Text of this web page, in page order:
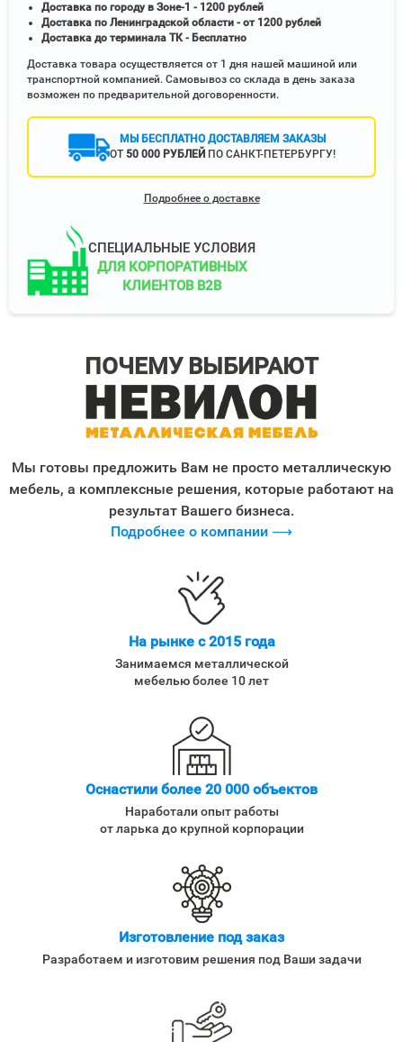
Доставка по городу в Зоне-1 - 1200 рублей
Доставка по Ленинградской области - от 1200 рублей
Доставка до терминала ТК - Бесплатно
Доставка товара осуществляется от 1 дня нашей машиной или
транспортной компанией. Самовывоз со склада в день заказа
возможен по предварительной договоренности.
МЫ БЕСПЛАТНО ДОСТАВЛЯЕМ ЗАКАЗЫ
ОТ 50 000 РУБЛЕЙ ПО САНКТ-ПЕТЕРБУРГУ!
Подробнее о доставке
СПЕЦИАЛЬНЫЕ УСЛОВИЯ
ДЛЯ КОРПОРАТИВНЫХ
КЛИЕНТОВ B2B
ПОЧЕМУ ВЫБИРАЮТ
Мы готовы предложить Вам не просто металлическую
мебель, а комплексные решения, которые работают на
результат Вашего бизнеса.
Подробнее о компании ⟶
На рынке с 2015 года
Занимаемся металлической
мебелью более 10 лет
Оснастили более 20 000 объектов
Наработали опыт работы
от ларька до крупной корпорации
Изготовление под заказ
Разработаем и изготовим решения под Ваши задачи